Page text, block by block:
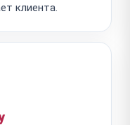
клиента.